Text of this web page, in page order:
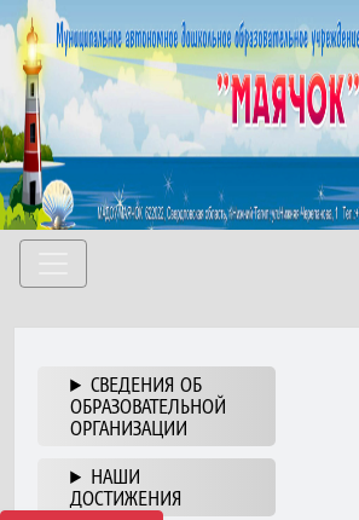
СВЕДЕНИЯ ОБ
ОБРАЗОВАТЕЛЬНОЙ
ОРГАНИЗАЦИИ
НАШИ
ДОСТИЖЕНИЯ